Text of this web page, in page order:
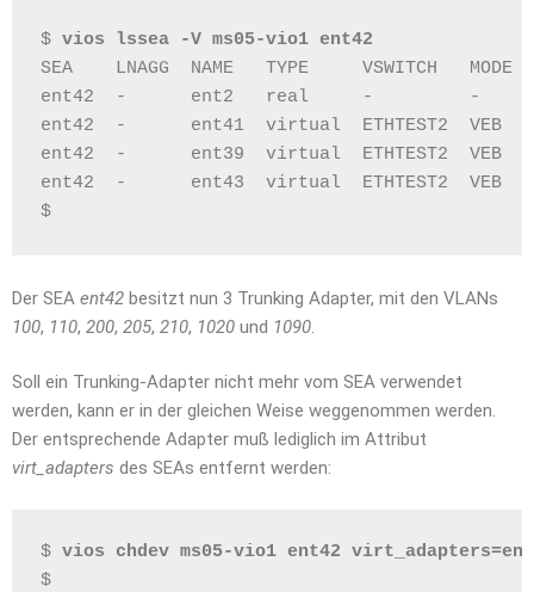
$ vios lssea -V ms05-vio1 ent42
SEA    LNAGG  NAME   TYPE     VSWITCH
ent42  -      ent2   real     -         -
ent42  -      ent41  virtual  ETHTEST2  VEB
ent42  -      ent39  virtual  ETHTEST2  VEB
ent42  -      ent43  virtual  ETHTEST2  VEB
$
Der SEA ent42 besitzt nun 3 Trunking Adapter, mit den VLANs
100, 110, 200, 205, 210, 1020 und 1090
Soll ein Trunking-Adapter nicht mehr vom SEA verwendet
werden, kann er in der gleichen Weise weggenommen werden.
Der entsprechende Adapter muß lediglich im Attribut
virt_adapters des SEAs entfernt werden:
$ vios chdev ms05-vio1 ent42
$